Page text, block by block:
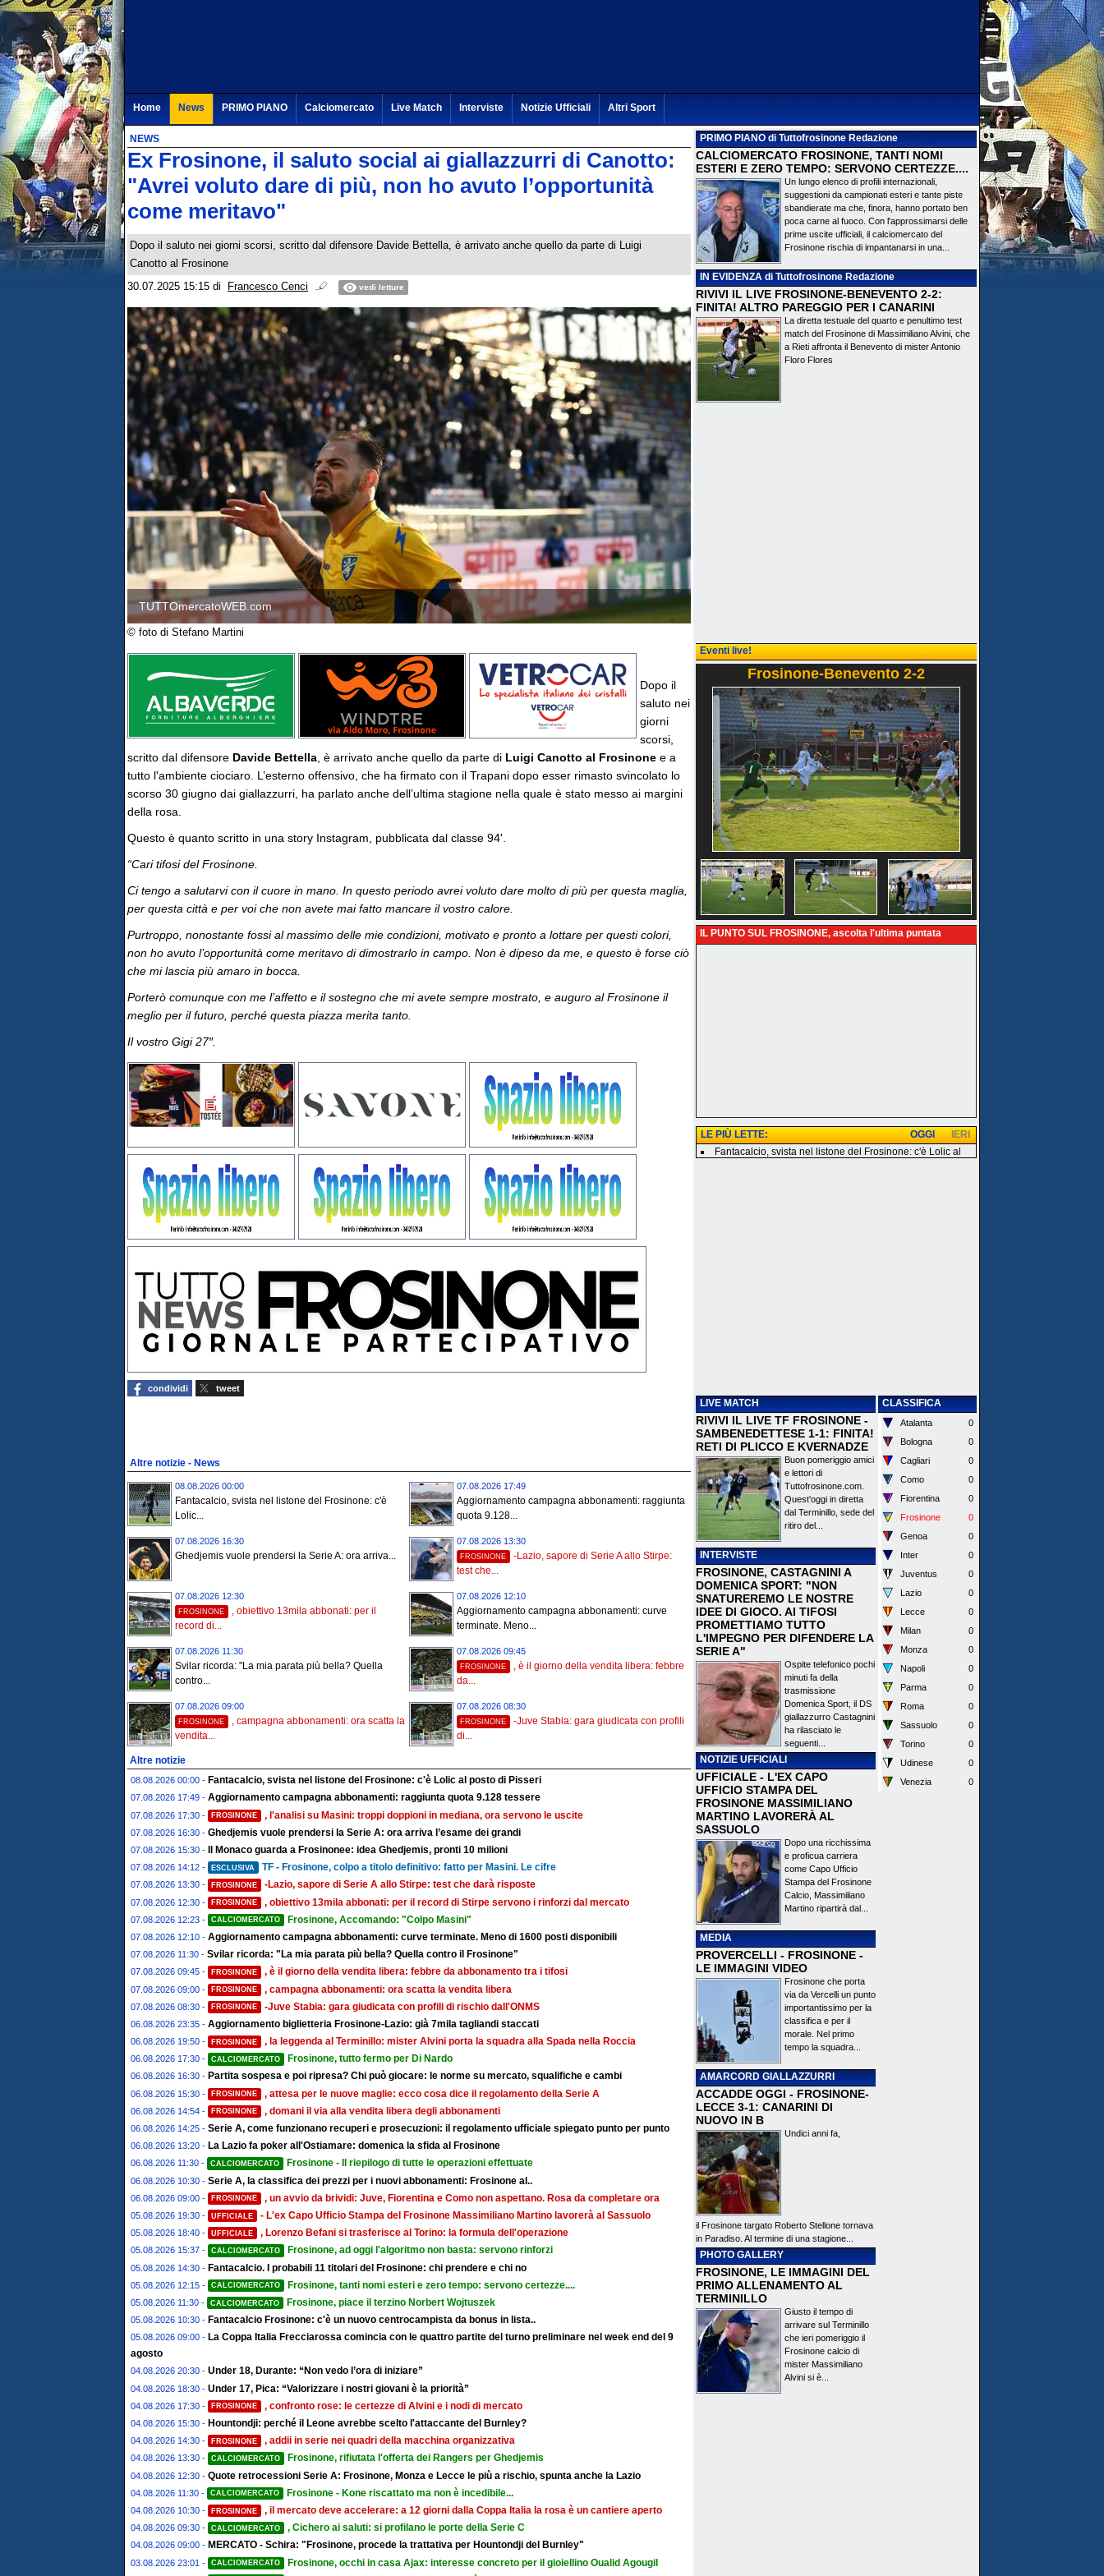
Home News PRIMO PIANO Calciomercato Live Match Interviste Notizie Ufficiali Altri Sport
NEWS
Ex Frosinone, il saluto social ai giallazzurri di Canotto:
"Avrei voluto dare di più, non ho avuto l’opportunità
come meritavo"
Dopo il saluto nei giorni scorsi, scritto dal difensore Davide Bettella, è arrivato anche quello da parte di Luigi
Canotto al Frosinone
30.07.2025 15:15 di Francesco Cenci vedi letture
TUTTOmercatoWEB.com
© foto di Stefano Martini
Dopo il
saluto nei
giorni
scorsi,
scritto dal difensore Davide Bettella , è arrivato anche quello da parte di Luigi Canotto al Frosinone e a
tutto l'ambiente ciociaro. L’esterno offensivo, che ha firmato con il Trapani dopo esser rimasto svincolato lo
scorso 30 giugno dai giallazzurri, ha parlato anche dell’ultima stagione nella quale è stato messo ai margini
della rosa.
Questo è quanto scritto in una story Instagram, pubblicata dal classe 94'.
“Cari tifosi del Frosinone.
Ci tengo a salutarvi con il cuore in mano. In questo periodo avrei voluto dare molto di più per questa maglia,
per questa città e per voi che non avete mai fatto mancare il vostro calore.
Purtroppo, nonostante fossi al massimo delle mie condizioni, motivato e pronto a lottare per questi colori,
non ho avuto l’opportunità come meritavo di dimostrarlo in campo. Non è dipeso da me, e questo è forse ciò
che mi lascia più amaro in bocca.
Porterò comunque con me l’affetto e il sostegno che mi avete sempre mostrato, e auguro al Frosinone il
meglio per il futuro, perché questa piazza merita tanto.
Il vostro Gigi 27″.
condividi tweet
Altre notizie - News
08.08.2026 00:00
Fantacalcio, svista nel listone del Frosinone: c'è
Lolic...
07.08.2026 17:49
Aggiornamento campagna abbonamenti: raggiunta
quota 9.128...
07.08.2026 16:30
Ghedjemis vuole prendersi la Serie A: ora arriva...
07.08.2026 13:30
FROSINONE
-Lazio, sapore di Serie A allo Stirpe:
test che...
07.08.2026 12:30
FROSINONE
, obiettivo 13mila abbonati: per il
record di...
07.08.2026 12:10
Aggiornamento campagna abbonamenti: curve
terminate. Meno...
07.08.2026 11:30
Svilar ricorda: "La mia parata più bella? Quella
contro...
07.08.2026 09:45
FROSINONE
, è il giorno della vendita libera: febbre
da...
07.08.2026 09:00
FROSINONE
, campagna abbonamenti: ora scatta la
vendita...
07.08.2026 08:30
FROSINONE
-Juve Stabia: gara giudicata con profili
di...
Altre notizie
08.08.2026 00:00 - Fantacalcio, svista nel listone del Frosinone: c'è Lolic al posto di Pisseri
07.08.2026 17:49 - Aggiornamento campagna abbonamenti: raggiunta quota 9.128 tessere
07.08.2026 17:30 - FROSINONE , l'analisi su Masini: troppi doppioni in mediana, ora servono le uscite
07.08.2026 16:30 - Ghedjemis vuole prendersi la Serie A: ora arriva l’esame dei grandi
07.08.2026 15:30 - Il Monaco guarda a Frosinonee: idea Ghedjemis, pronti 10 milioni
07.08.2026 14:12 - ESCLUSIVA TF - Frosinone, colpo a titolo definitivo: fatto per Masini. Le cifre
07.08.2026 13:30 - FROSINONE -Lazio, sapore di Serie A allo Stirpe: test che darà risposte
07.08.2026 12:30 - FROSINONE , obiettivo 13mila abbonati: per il record di Stirpe servono i rinforzi dal mercato
07.08.2026 12:23 - CALCIOMERCATO Frosinone, Accomando: "Colpo Masini"
07.08.2026 12:10 - Aggiornamento campagna abbonamenti: curve terminate. Meno di 1600 posti disponibili
07.08.2026 11:30 - Svilar ricorda: "La mia parata più bella? Quella contro il Frosinone"
07.08.2026 09:45 - FROSINONE , è il giorno della vendita libera: febbre da abbonamento tra i tifosi
07.08.2026 09:00 - FROSINONE , campagna abbonamenti: ora scatta la vendita libera
07.08.2026 08:30 - FROSINONE -Juve Stabia: gara giudicata con profili di rischio dall'ONMS
06.08.2026 23:35 - Aggiornamento biglietteria Frosinone-Lazio: già 7mila tagliandi staccati
06.08.2026 19:50 - FROSINONE , la leggenda al Terminillo: mister Alvini porta la squadra alla Spada nella Roccia
06.08.2026 17:30 - CALCIOMERCATO Frosinone, tutto fermo per Di Nardo
06.08.2026 16:30 - Partita sospesa e poi ripresa? Chi può giocare: le norme su mercato, squalifiche e cambi
06.08.2026 15:30 - FROSINONE , attesa per le nuove maglie: ecco cosa dice il regolamento della Serie A
06.08.2026 14:54 - FROSINONE , domani il via alla vendita libera degli abbonamenti
06.08.2026 14:25 - Serie A, come funzionano recuperi e prosecuzioni: il regolamento ufficiale spiegato punto per punto
06.08.2026 13:20 - La Lazio fa poker all'Ostiamare: domenica la sfida al Frosinone
06.08.2026 11:30 - CALCIOMERCATO Frosinone - Il riepilogo di tutte le operazioni effettuate
06.08.2026 10:30 - Serie A, la classifica dei prezzi per i nuovi abbonamenti: Frosinone al..
06.08.2026 09:00 - FROSINONE , un avvio da brividi: Juve, Fiorentina e Como non aspettano. Rosa da completare ora
05.08.2026 19:30 - UFFICIALE - L'ex Capo Ufficio Stampa del Frosinone Massimiliano Martino lavorerà al Sassuolo
05.08.2026 18:40 - UFFICIALE , Lorenzo Befani si trasferisce al Torino: la formula dell'operazione
05.08.2026 15:37 - CALCIOMERCATO Frosinone, ad oggi l'algoritmo non basta: servono rinforzi
05.08.2026 14:30 - Fantacalcio. I probabili 11 titolari del Frosinone: chi prendere e chi no
05.08.2026 12:15 - CALCIOMERCATO Frosinone, tanti nomi esteri e zero tempo: servono certezze....
05.08.2026 11:30 - CALCIOMERCATO Frosinone, piace il terzino Norbert Wojtuszek
05.08.2026 10:30 - Fantacalcio Frosinone: c'è un nuovo centrocampista da bonus in lista..
05.08.2026 09:00 - La Coppa Italia Frecciarossa comincia con le quattro partite del turno preliminare nel week end del 9
agosto
04.08.2026 20:30 - Under 18, Durante: “Non vedo l’ora di iniziare”
04.08.2026 18:30 - Under 17, Pica: “Valorizzare i nostri giovani è la priorità”
04.08.2026 17:30 - FROSINONE , confronto rose: le certezze di Alvini e i nodi di mercato
04.08.2026 15:30 - Hountondji: perché il Leone avrebbe scelto l'attaccante del Burnley?
04.08.2026 14:30 - FROSINONE , addii in serie nei quadri della macchina organizzativa
04.08.2026 13:30 - CALCIOMERCATO Frosinone, rifiutata l'offerta dei Rangers per Ghedjemis
04.08.2026 12:30 - Quote retrocessioni Serie A: Frosinone, Monza e Lecce le più a rischio, spunta anche la Lazio
04.08.2026 11:30 - CALCIOMERCATO Frosinone - Kone riscattato ma non è incedibile...
04.08.2026 10:30 - FROSINONE , il mercato deve accelerare: a 12 giorni dalla Coppa Italia la rosa è un cantiere aperto
04.08.2026 09:30 - CALCIOMERCATO , Cichero ai saluti: si profilano le porte della Serie C
04.08.2026 09:00 - MERCATO - Schira: "Frosinone, procede la trattativa per Hountondji del Burnley"
03.08.2026 23:01 - CALCIOMERCATO Frosinone, occhi in casa Ajax: interesse concreto per il gioiellino Oualid Agougil
PRIMO PIANOdi Tuttofrosinone Redazione
CALCIOMERCATO FROSINONE, TANTI NOMI
ESTERI E ZERO TEMPO: SERVONO CERTEZZE....
Un lungo elenco di profili internazionali,
suggestioni da campionati esteri e tante piste
sbandierate ma che, finora, hanno portato ben
poca carne al fuoco. Con l'approssimarsi delle
prime uscite ufficiali, il calciomercato del
Frosinone rischia di impantanarsi in una...
IN EVIDENZAdi Tuttofrosinone Redazione
RIVIVI IL LIVE FROSINONE-BENEVENTO 2-2:
FINITA! ALTRO PAREGGIO PER I CANARINI
La diretta testuale del quarto e penultimo test
match del Frosinone di Massimiliano Alvini, che
a Rieti affronta il Benevento di mister Antonio
Floro Flores
Eventi live!
Frosinone-Benevento 2-2
IL PUNTO SUL FROSINONE, ascolta l'ultima puntata
LE PIÙ LETTE: IERI
OGGI
Fantacalcio, svista nel listone del Frosinone: c'è Lolic al
LIVE MATCH
RIVIVI IL LIVE TF FROSINONE -
SAMBENEDETTESE 1-1: FINITA!
RETI DI PLICCO E KVERNADZE
Buon pomeriggio amici
e lettori di
Tuttofrosinone.com.
Quest'oggi in diretta
dal Terminillo, sede del
ritiro del...
INTERVISTE
FROSINONE, CASTAGNINI A
DOMENICA SPORT: "NON
SNATUREREMO LE NOSTRE
IDEE DI GIOCO. AI TIFOSI
PROMETTIAMO TUTTO
L'IMPEGNO PER DIFENDERE LA
SERIE A"
Ospite telefonico pochi
minuti fa della
trasmissione
Domenica Sport, il DS
giallazzurro Castagnini
ha rilasciato le
seguenti...
NOTIZIE UFFICIALI
UFFICIALE - L'EX CAPO
UFFICIO STAMPA DEL
FROSINONE MASSIMILIANO
MARTINO LAVORERÀ AL
SASSUOLO
Dopo una ricchissima
e proficua carriera
come Capo Ufficio
Stampa del Frosinone
Calcio, Massimiliano
Martino ripartirà dal...
MEDIA
PROVERCELLI - FROSINONE -
LE IMMAGINI VIDEO
Frosinone che porta
via da Vercelli un punto
importantissimo per la
classifica e per il
morale. Nel primo
tempo la squadra...
AMARCORD GIALLAZZURRI
ACCADDE OGGI - FROSINONE-
LECCE 3-1: CANARINI DI
NUOVO IN B
Undici anni fa,
il Frosinone targato Roberto Stellone tornava
in Paradiso. Al termine di una stagione...
PHOTO GALLERY
FROSINONE, LE IMMAGINI DEL
PRIMO ALLENAMENTO AL
TERMINILLO
Giusto il tempo di
arrivare sul Terminillo
che ieri pomeriggio il
Frosinone calcio di
mister Massimiliano
Alvini si è...
CLASSIFICA
Atalanta
0
Bologna
0
Cagliari
0
Como
0
Fiorentina
0
Frosinone
0
Genoa
0
Inter
0
Juventus
0
Lazio
0
Lecce
0
Milan
0
Monza
0
Napoli
0
Parma
0
Roma
0
Sassuolo
0
Torino
0
Udinese
0
Venezia
0